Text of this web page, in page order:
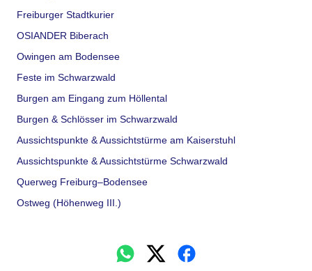
Freiburger Stadtkurier
OSIANDER Biberach
Owingen am Bodensee
Feste im Schwarzwald
Burgen am Eingang zum Höllental
Burgen & Schlösser im Schwarzwald
Aussichtspunkte & Aussichtstürme am Kaiserstuhl
Aussichtspunkte & Aussichtstürme Schwarzwald
Querweg Freiburg–Bodensee
Ostweg (Höhenweg III.)